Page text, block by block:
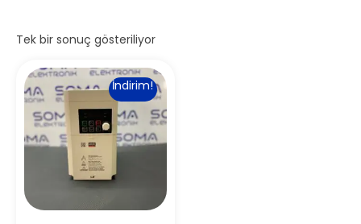
Tek bir sonuç gösteriliyor
İndirim!